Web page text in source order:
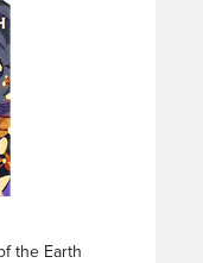
the Earth